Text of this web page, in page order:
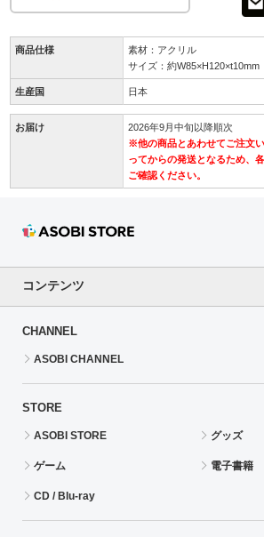
商品仕様
素材：アクリル
サイズ：約W85×H120×t10mm
生産国 日本
お届け
2026年9月中旬以降順次
※他の商品とあわせてご注文
ってからの発送となるため、
ご確認ください。
コンテンツ
CHANNEL
ASOBI CHANNEL
STORE
ASOBI STORE グッズ
ゲーム 電子書籍
CD / Blu-ray